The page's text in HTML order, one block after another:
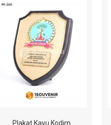
Plakat Kayu Kodim